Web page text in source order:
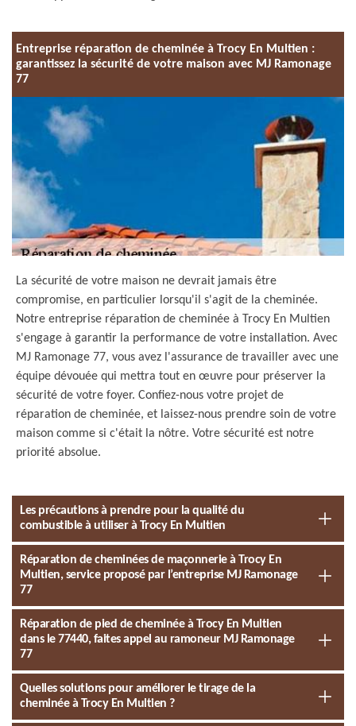
Entreprise réparation de cheminée à Trocy En Multien :
garantissez la sécurité de votre maison avec MJ Ramonage
77
La sécurité de votre maison ne devrait jamais être
compromise, en particulier lorsqu'il s'agit de la cheminée.
Notre entreprise réparation de cheminée à Trocy En Multien
s'engage à garantir la performance de votre installation. Avec
MJ Ramonage 77, vous avez l'assurance de travailler avec une
équipe dévouée qui mettra tout en œuvre pour préserver la
sécurité de votre foyer. Confiez-nous votre projet de
réparation de cheminée, et laissez-nous prendre soin de votre
maison comme si c'était la nôtre. Votre sécurité est notre
priorité absolue.
Les précautions à prendre pour la qualité du
combustible à utiliser à Trocy En Multien
Réparation de cheminées de maçonnerie à Trocy En
Multien, service proposé par l’entreprise MJ Ramonage
77
Réparation de pied de cheminée à Trocy En Multien
dans le 77440, faites appel au ramoneur MJ Ramonage
77
Quelles solutions pour améliorer le tirage de la
cheminée à Trocy En Multien ?